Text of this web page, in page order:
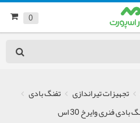
0
تجهیزات تیراندازی
تفنگ بادی
بادی فنری وایرخ 30 اس